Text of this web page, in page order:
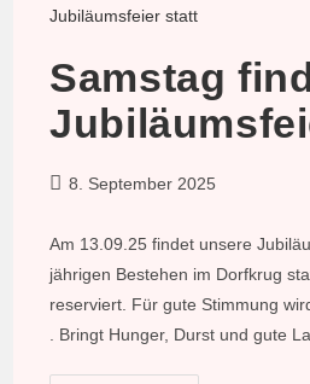
Samstag
Beitrag
8. September 2025
Am 13.09.25 findet unsere
jährigen Bestehen im Dorfkrug
reserviert. Für gute Stimmung
. Bringt Hunger, Durst und gute